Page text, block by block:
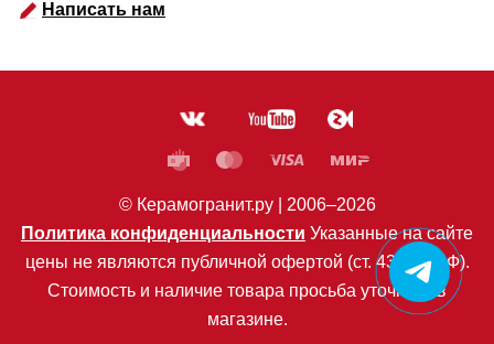
Написать нам
© Керамогранит.ру | 2006–2026
Политика конфиденциальности Указанные на сайте
цены не являются публичной офертой (ст. 435 ГК РФ).
Стоимость и наличие товара просьба уточнять в
магазине.